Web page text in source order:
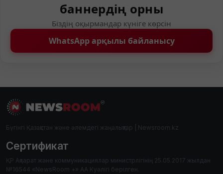
баннердің орны
Біздің оқырмандар күніге көрсін
WhatsApp арқылы байланысу
Бүгінгі Қазақстан және әлемдегі жаңалықтар | Newsroom.kz
Сертификат
ҚР Ақпарат және коммуникациялар министрлігінің 25.05.2017 жылдан
№16544 «NewsRoom +» АА Куәлігі берілген.